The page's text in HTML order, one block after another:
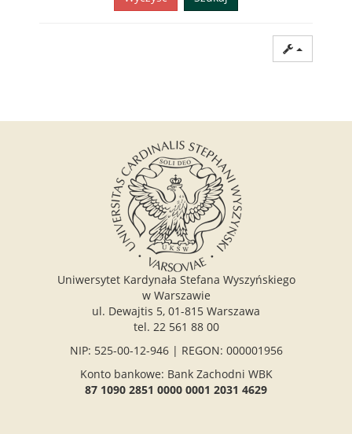
Uniwersytet Kardynała Stefana Wyszyńskiego
w Warszawie
ul. Dewajtis 5, 01-815 Warszawa
tel. 22 561 88 00
NIP: 525-00-12-946 | REGON: 000001956
Konto bankowe: Bank Zachodni WBK
87 1090 2851 0000 0001 2031 4629